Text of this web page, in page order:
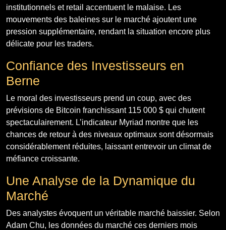
institutionnels et retail accentuent le malaise. Les
mouvements des baleines sur le marché ajoutent une
pression supplémentaire, rendant la situation encore plus
délicate pour les traders.
Confiance des Investisseurs en
Berne
Le moral des investisseurs prend un coup, avec des
prévisions de Bitcoin franchissant 115 000 $ qui chutent
spectaculairement. L’indicateur Myriad montre que les
chances de retour à des niveaux optimaux sont désormais
considérablement réduites, laissant entrevoir un climat de
méfiance croissante.
Une Analyse de la Dynamique du
Marché
Des analystes évoquent un véritable marché baissier. Selon
Adam Chu, les données du marché ces derniers mois